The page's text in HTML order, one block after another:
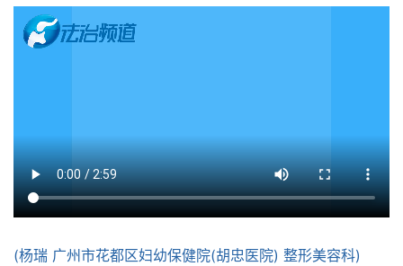
(杨瑞 广州市花都区妇幼保健院(胡忠医院) 整形美容科)